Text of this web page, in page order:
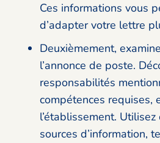
Ces informations vous
d’adapter votre lettre
Deuxièmement,
l’annonce de poste.
responsabilités
compétences requises,
l’établissement.
sources d’information,